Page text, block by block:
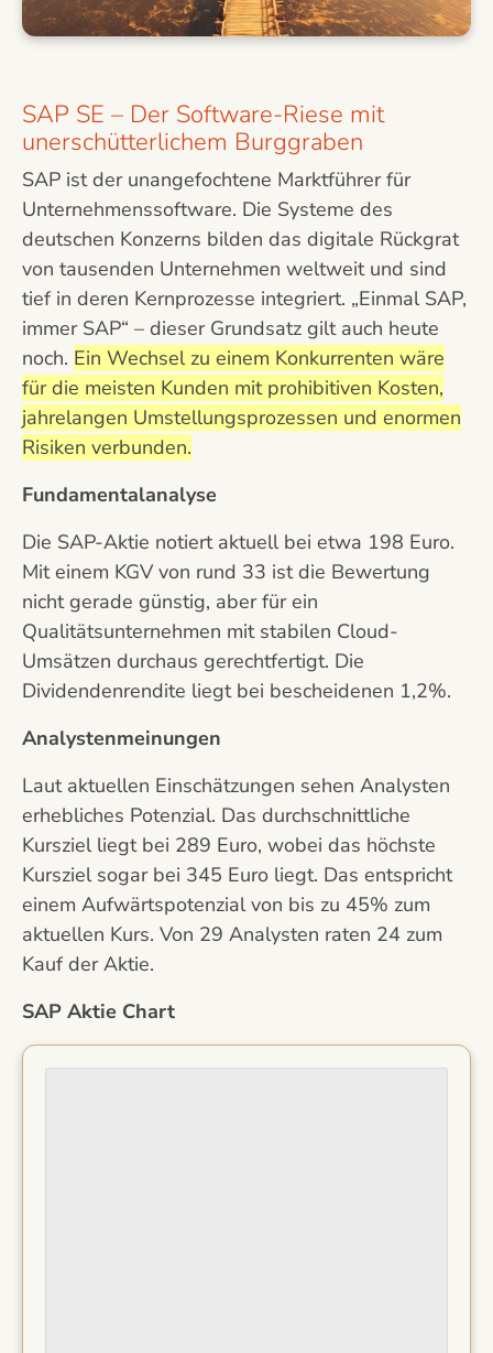
SAP SE – Der Software-Riese mit
unerschütterlichem Burggraben
SAP ist der unangefochtene Marktführer für
Unternehmenssoftware. Die Systeme des
deutschen Konzerns bilden das digitale Rückgrat
von tausenden Unternehmen weltweit und sind
tief in deren Kernprozesse integriert. „Einmal SAP,
immer SAP“ – dieser Grundsatz gilt auch heute
noch. Ein Wechsel zu einem Konkurrenten wäre
für die meisten Kunden mit prohibitiven Kosten,
jahrelangen Umstellungsprozessen und enormen
Risiken verbunden.
Fundamentalanalyse
Die SAP-Aktie notiert aktuell bei etwa 198 Euro.
Mit einem KGV von rund 33 ist die Bewertung
nicht gerade günstig, aber für ein
Qualitätsunternehmen mit stabilen Cloud-
Umsätzen durchaus gerechtfertigt. Die
Dividendenrendite liegt bei bescheidenen 1,2%.
Analystenmeinungen
Laut aktuellen Einschätzungen sehen Analysten
erhebliches Potenzial. Das durchschnittliche
Kursziel liegt bei 289 Euro, wobei das höchste
Kursziel sogar bei 345 Euro liegt. Das entspricht
einem Aufwärtspotenzial von bis zu 45% zum
aktuellen Kurs. Von 29 Analysten raten 24 zum
Kauf der Aktie.
SAP Aktie Chart